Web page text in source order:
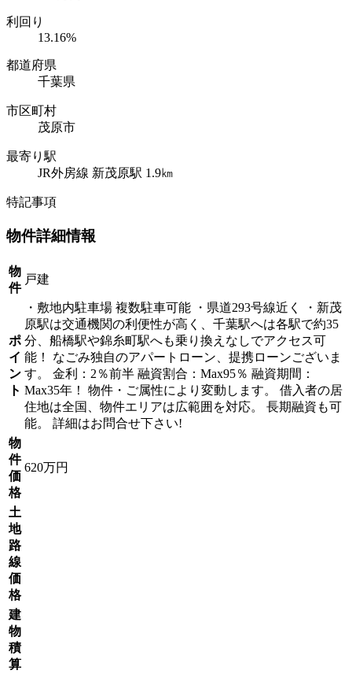
利回り
13.16%
都道府県
千葉県
市区町村
茂原市
最寄り駅
JR外房線 新茂原駅 1.9㎞
特記事項
物件詳細情報
物
件
戸建
ポ
イ
ン
ト
・敷地内駐車場 複数駐車可能 ・県道293号線近く ・新茂
原駅は交通機関の利便性が高く、千葉駅へは各駅で約35
分、船橋駅や錦糸町駅へも乗り換えなしでアクセス可
能！ なごみ独自のアパートローン、提携ローンございま
す。 金利：2％前半 融資割合：Max95％ 融資期間：
Max35年！ 物件・ご属性により変動します。 借入者の居
住地は全国、物件エリアは広範囲を対応。 長期融資も可
能。 詳細はお問合せ下さい!
物
件
価
格
620万円
土
地
路
線
価
格
建
物
積
算